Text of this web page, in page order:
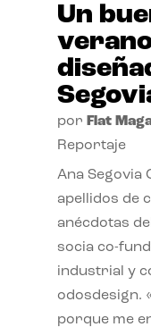
Un
por Flat
Reportaje
Ana Segovia
apellidos de
anécdotas
socia co-
industrial y
odosdesign.
porque me